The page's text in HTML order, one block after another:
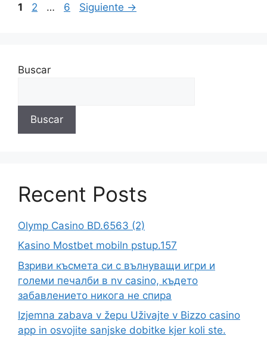
1 2 … 6 Siguiente →
Buscar
Buscar
Recent Posts
Olymp Casino BD.6563 (2)
Kasino Mostbet mobiln pstup.157
Взриви късмета си с вълнуващи игри и
големи печалби в nv casino, където
забавлението никога не спира
Izjemna zabava v žepu Uživajte v Bizzo casino
app in osvojite sanjske dobitke kjer koli ste.